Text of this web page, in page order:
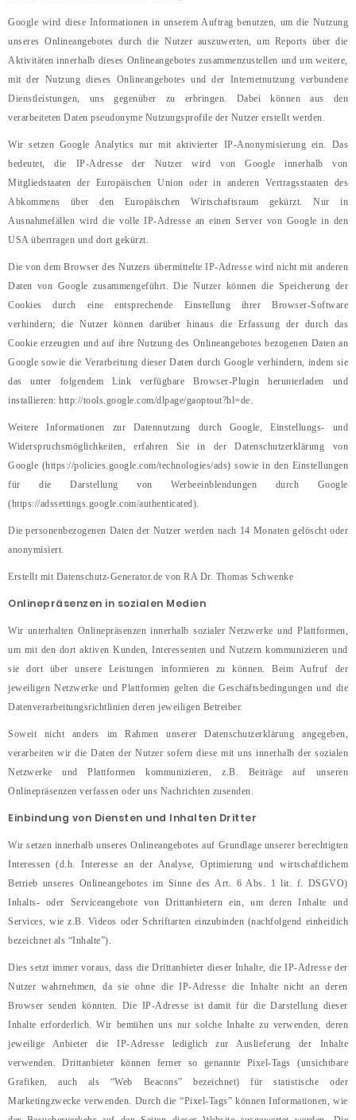
Google wird diese Informationen in unserem Auftrag benutzen, um die Nutzung
unseres Onlineangebotes durch die Nutzer auszuwerten, um Reports über die
Aktivitäten innerhalb dieses Onlineangebotes zusammenzustellen und um weitere,
mit der Nutzung dieses Onlineangebotes und der Internetnutzung verbundene
Dienstleistungen, uns gegenüber zu erbringen. Dabei können aus den
verarbeiteten Daten pseudonyme Nutzungsprofile der Nutzer erstellt werden.
Wir setzen Google Analytics nur mit aktivierter IP-Anonymisierung ein. Das
bedeutet, die IP-Adresse der Nutzer wird von Google innerhalb von
Mitgliedstaaten der Europäischen Union oder in anderen Vertragsstaaten des
Abkommens über den Europäischen Wirtschaftsraum gekürzt. Nur in
Ausnahmefällen wird die volle IP-Adresse an einen Server von Google in den
USA übertragen und dort gekürzt.
Die von dem Browser des Nutzers übermittelte IP-Adresse wird nicht mit anderen
Daten von Google zusammengeführt. Die Nutzer können die Speicherung der
Cookies durch eine entsprechende Einstellung ihrer Browser-Software
verhindern; die Nutzer können darüber hinaus die Erfassung der durch das
Cookie erzeugten und auf ihre Nutzung des Onlineangebotes bezogenen Daten an
Google sowie die Verarbeitung dieser Daten durch Google verhindern, indem sie
das unter folgendem Link verfügbare Browser-Plugin herunterladen und
installieren: http://tools.google.com/dlpage/gaoptout?hl=de.
Weitere Informationen zur Datennutzung durch Google, Einstellungs- und
Widerspruchsmöglichkeiten, erfahren Sie in der Datenschutzerklärung von
Google (https://policies.google.com/technologies/ads) sowie in den Einstellungen
für die Darstellung von Werbeeinblendungen durch Google
(https://adssettings.google.com/authenticated).
Die personenbezogenen Daten der Nutzer werden nach 14 Monaten gelöscht oder
anonymisiert.
Erstellt mit Datenschutz-Generator.de von RA Dr. Thomas Schwenke
Onlinepräsenzen in sozialen Medien
Wir unterhalten Onlinepräsenzen innerhalb sozialer Netzwerke und Plattformen,
um mit den dort aktiven Kunden, Interessenten und Nutzern kommunizieren und
sie dort über unsere Leistungen informieren zu können. Beim Aufruf der
jeweiligen Netzwerke und Plattformen gelten die Geschäftsbedingungen und die
Datenverarbeitungsrichtlinien deren jeweiligen Betreiber.
Soweit nicht anders im Rahmen unserer Datenschutzerklärung angegeben,
verarbeiten wir die Daten der Nutzer sofern diese mit uns innerhalb der sozialen
Netzwerke und Plattformen kommunizieren, z.B. Beiträge auf unseren
Onlinepräsenzen verfassen oder uns Nachrichten zusenden.
Einbindung von Diensten und Inhalten Dritter
Wir setzen innerhalb unseres Onlineangebotes auf Grundlage unserer berechtigten
Interessen (d.h. Interesse an der Analyse, Optimierung und wirtschaftlichem
Betrieb unseres Onlineangebotes im Sinne des Art. 6 Abs. 1 lit. f. DSGVO)
Inhalts- oder Serviceangebote von Drittanbietern ein, um deren Inhalte und
Services, wie z.B. Videos oder Schriftarten einzubinden (nachfolgend einheitlich
bezeichnet als “Inhalte”).
Dies setzt immer voraus, dass die Drittanbieter dieser Inhalte, die IP-Adresse der
Nutzer wahrnehmen, da sie ohne die IP-Adresse die Inhalte nicht an deren
Browser senden könnten. Die IP-Adresse ist damit für die Darstellung dieser
Inhalte erforderlich. Wir bemühen uns nur solche Inhalte zu verwenden, deren
jeweilige Anbieter die IP-Adresse lediglich zur Auslieferung der Inhalte
verwenden. Drittanbieter können ferner so genannte Pixel-Tags (unsichtbare
Grafiken, auch als “Web Beacons” bezeichnet) für statistische oder
Marketingzwecke verwenden. Durch die “Pixel-Tags” können Informationen, wie